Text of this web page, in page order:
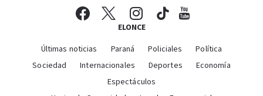
ELONCE
Últimas noticias Paraná Policiales
Política
Sociedad
Internacionales Deportes
Economía
Espectáculos